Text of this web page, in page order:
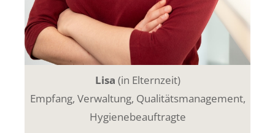
Lisa (in Elternzeit)
Empfang, Verwaltung, Qualitätsmanagement,
Hygienebeauftragte